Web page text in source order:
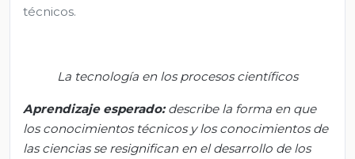
técnicos.
La tecnología en los procesos científicos
Aprendizaje esperado:describe la forma en que
los conocimientos técnicos y los conocimientos de
las ciencias se resignifican en el desarrollo de los